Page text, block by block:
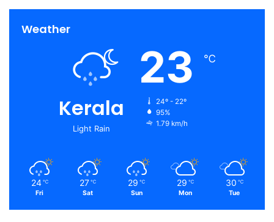
Weather
Kerala
Light Rain
23 ℃
24º - 22º
95%
1.79 km/h
24 ℃
Fri
27 ℃
Sat
29 ℃
Sun
29 ℃
Mon
30 ℃
Tue